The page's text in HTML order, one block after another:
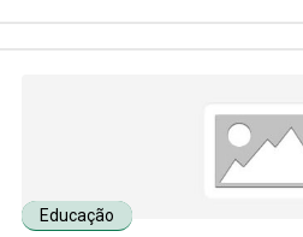
Educação